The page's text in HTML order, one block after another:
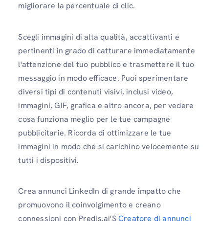
migliorare la percentuale di clic.
Scegli immagini di alta qualità, accattivanti e
pertinenti in grado di catturare immediatamente
l'attenzione del tuo pubblico e trasmettere il tuo
messaggio in modo efficace. Puoi sperimentare
diversi tipi di contenuti visivi, inclusi video,
immagini, GIF, grafica e altro ancora, per vedere
cosa funziona meglio per le tue campagne
pubblicitarie. Ricorda di ottimizzare le tue
immagini in modo che si carichino velocemente su
tutti i dispositivi.
Crea annunci LinkedIn di grande impatto che
promuovono il coinvolgimento e creano
connessioni con Predis.ai'SCreatore di annunci